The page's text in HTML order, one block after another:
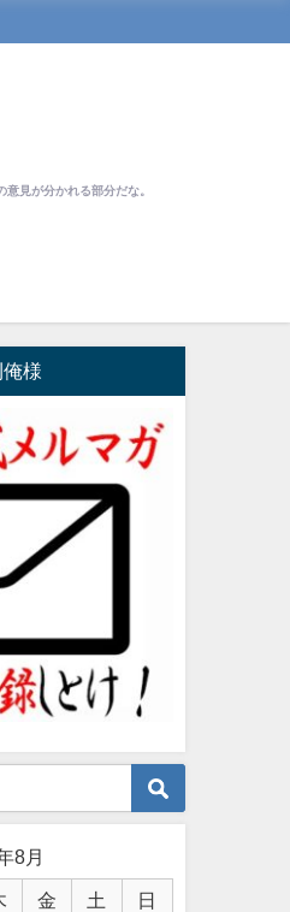
見が分かれる部分だな。
様
8月
金 土 日